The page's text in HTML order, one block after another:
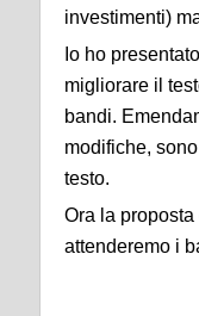
investimenti)
Io ho
migliorare il
bandi.
modifiche,
testo.
Ora la
attenderemo i